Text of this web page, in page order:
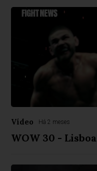
Vídeo Há 2 meses
WOW 30 - Lisboa